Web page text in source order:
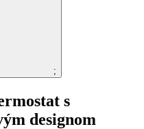
;
s
designom